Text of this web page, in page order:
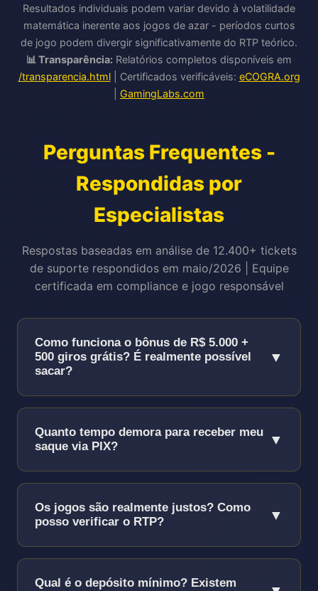
Resultados individuais podem variar devido à volatilidade
matemática inerente aos jogos de azar - períodos curtos
de jogo podem divergir significativamente do RTP teórico.
📊 Transparência: Relatórios completos disponíveis em
/transparencia.html| Certificados verificáveis: eCOGRA.org
GamingLabs.com
Perguntas Frequentes -
Respondidas por
Especialistas
Respostas baseadas em análise de 12.400+ tickets
de suporte respondidos em maio/2026 | Equipe
certificada em compliance e jogo responsável
Como funciona o bônus de R$ 5.000 +
500 giros grátis? É realmente possível
sacar?
▼
Sim, é 100% real e sacável!O bônus funciona
assim:
Depósito mínimo:
deposite R$ 1.000, receba +R$ 1.000 = R$
500 Giros grátis:50 giros/dia por 10 dias
em slots selecionados
Quanto tempo demora para receber meu
saque via PIX?
▼
PIX funciona 24/7/365, incluindo finais de
semana e feriados!
Os jogos são realmente justos? Como
posso verificar o RTP?
▼
Somos auditados mensalmente por 3
entidades internacionais independentes:
Qual é o depósito mínimo? Existem